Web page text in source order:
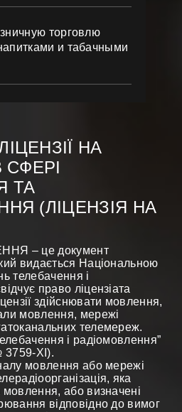
торговлю
и табачными
НА
СФЕРІ
ТА
(ЛІЦЕНЗІЯ НА
– це документ
видається Національною
телебачення і
право ліцензіата
здійснювати мовлення,
мовлення, мережі
телемереж.
і радіомовлення”
3759-XI).
мовлення або мережі
яка
або визначені
відповідно до вимог